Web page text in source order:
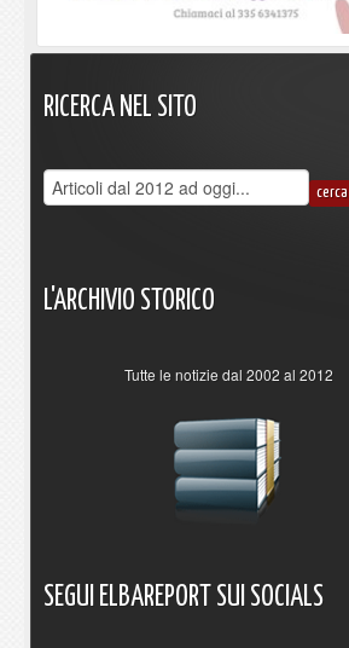
RICERCA NEL SITO
L'ARCHIVIO STORICO
Tutte le notizie dal 2002 al 2012
SEGUI ELBAREPORT SUI SOCIALS